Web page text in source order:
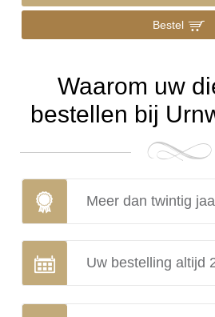
Bestel
Waarom uw
bestellen bij
Meer dan twintig
Uw bestelling altijd